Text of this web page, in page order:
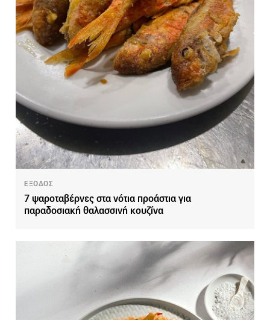
ΕΞΟΔΟΣ
7 ψαροταβέρνες στα νότια προάστια για
παραδοσιακή θαλασσινή κουζίνα